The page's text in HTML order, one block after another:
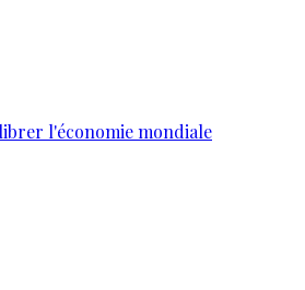
l'économie mondiale